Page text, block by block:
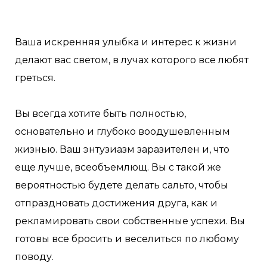
Ваша искренняя улыбка и интерес к жизни
делают вас светом, в лучах которого все любят
греться.
Вы всегда хотите быть полностью,
основательно и глубоко воодушевленным
жизнью. Ваш энтузиазм заразителен и, что
еще лучше, всеобъемлющ. Вы с такой же
вероятностью будете делать сальто, чтобы
отпраздновать достижения друга, как и
рекламировать свои собственные успехи. Вы
готовы все бросить и веселиться по любому
поводу.